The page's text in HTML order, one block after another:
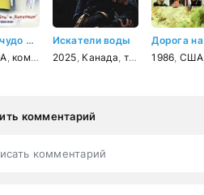
Ленни — чудо собака!
комедия ,приключения,семейный
Искатели воды
2025 Канада триллер
Дорога
1986 США,
комментарий
комментарий